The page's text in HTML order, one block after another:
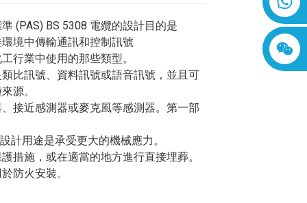
(PAS) BS 5308 電纜的設計目的是
境中傳輸通訊和控制訊號
行業中使用的那些類型。
比訊號、資料訊號或語音訊號，並且可
源。
接近感測器或麥克風等感測器。第一部
計用途是承受更大的機械應力。
措施，或在適當的地方進行直接埋葬。
防火安裝。